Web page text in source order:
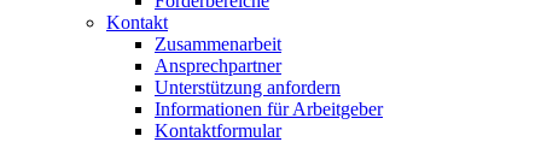
Kontakt
Zusammenarbeit
Ansprechpartner
Unterstützung anfordern
Informationen für Arbeitgeber
Kontaktformular